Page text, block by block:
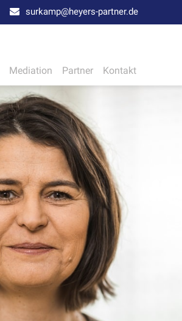
surkamp@heyers-partner.de
Mediation Partner Kontakt